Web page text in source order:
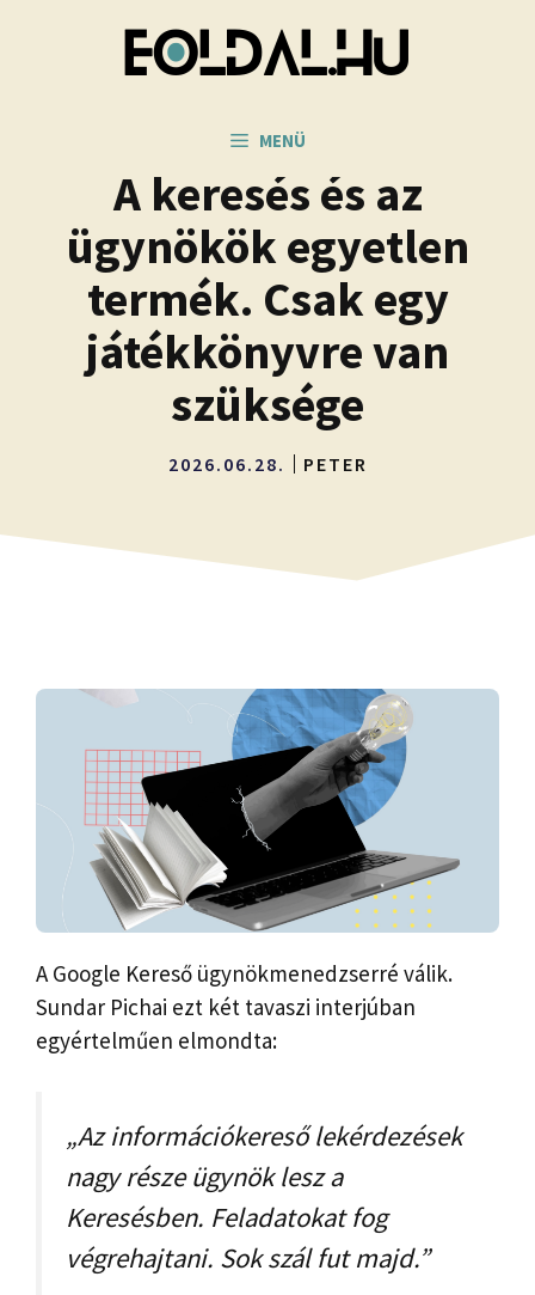
MENÜ
A keresés és az
ügynökök egyetlen
termék. Csak egy
játékkönyvre van
szüksége
2026.06.28. PETER
A Google Kereső ügynökmenedzserré válik.
Sundar Pichai ezt két tavaszi interjúban
egyértelműen elmondta:
„Az információkereső lekérdezések
nagy része ügynök lesz a
Keresésben. Feladatokat fog
végrehajtani. Sok szál fut majd.”